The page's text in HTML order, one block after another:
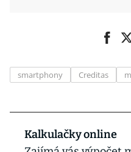
smartphony Creditas
Kalkulačky online